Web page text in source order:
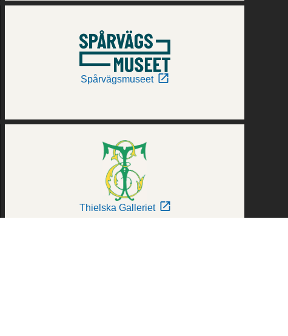
Spårvägsmuseet
Thielska Galleriet